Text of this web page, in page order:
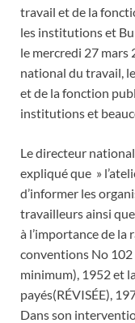
travail et de la
les institutions et
le mercredi 27 mars
national du travail,
et de la fonction
institutions et
Le directeur
expliqué que »
d’informer les
travailleurs ainsi
à l’importance de
conventions No
minimum), 1952 et
payés(RÉVISÉE),
Dans son